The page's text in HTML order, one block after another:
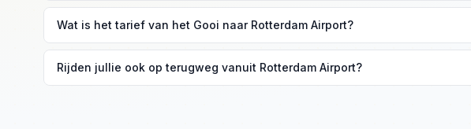
maatschappijen naar Europese bestemmingen.
Wat is het tarief van het Gooi naar Rotterdam Airport?
Rijden jullie ook op terugweg vanuit Rotterdam Airport?